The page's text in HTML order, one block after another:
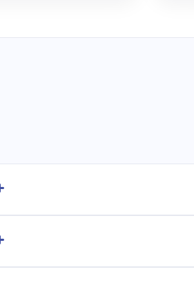
– כי הדרך הטובה ביותר לדעת